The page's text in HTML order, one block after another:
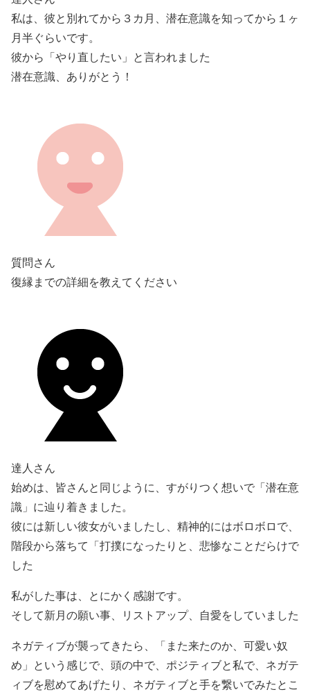
私は、彼と別れてから３カ月、潜在意識を知ってから１ヶ
月半ぐらいです。
彼から「やり直したい」と言われました
潜在意識、ありがとう！
質問さん
復縁までの詳細を教えてください
達人さん
始めは、皆さんと同じように、すがりつく想いで「潜在意
識」に辿り着きました。
彼には新しい彼女がいましたし、精神的にはボロボロで、
階段から落ちて「打撲になったりと、悲惨なことだらけで
した
私がした事は、とにかく感謝です。
そして新月の願い事、リストアップ、自愛をしていました
ネガティブが襲ってきたら、「また来たのか、可愛い奴
め」という感じで、頭の中で、ポジティブと私で、ネガテ
ィブを慰めてあげたり、ネガティブと手を繋いでみたとこ